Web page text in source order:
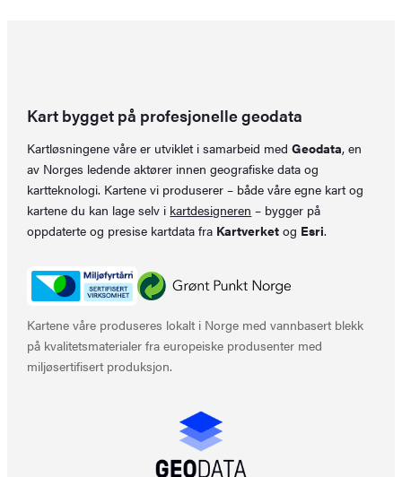
Kart bygget på profesjonelle geodata
Kartløsningene våre er utviklet i samarbeid medGeodata, en
av Norges ledende aktører innen geografiske data og
kartteknologi. Kartene vi produserer – både våre egne kart og
kartene du kan lage selv i kartdesigneren – bygger på
oppdaterte og presise kartdata fra Kartverket og Esri.
Kartene våre produseres lokalt i Norge med vannbasert blekk
på kvalitetsmaterialer fra europeiske produsenter med
miljøsertifisert produksjon.